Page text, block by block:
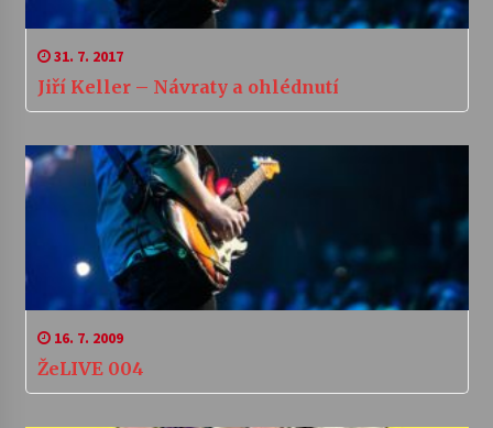
31. 7. 2017
Jiří Keller – Návraty a ohlédnutí
16. 7. 2009
ŽeLIVE 004